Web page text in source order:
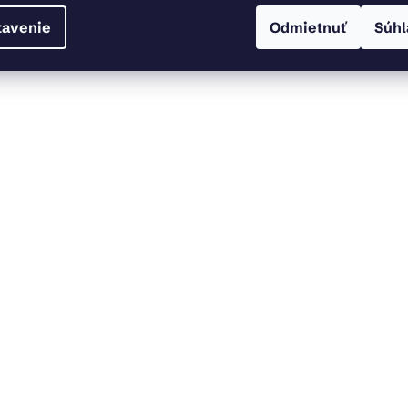
Odmietnuť